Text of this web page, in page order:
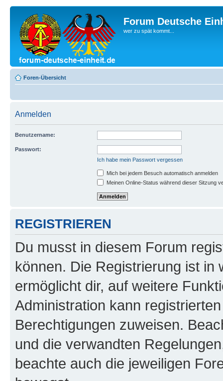
Forum Deutsche
wer zu spät kommt...
Foren-Übersicht
Anmelden
Benutzername:
Passwort:
Ich habe mein Passwort vergessen
Mich bei jedem Besuch automatisch anmelden
Meinen Online-Status während dieser Sitzung
REGISTRIEREN
Du musst in diesem Forum
können. Die Registrierung ist in
ermöglicht dir, auf weitere
Administration kann
Berechtigungen zuweisen.
und die verwandten
beachte auch die jeweiligen